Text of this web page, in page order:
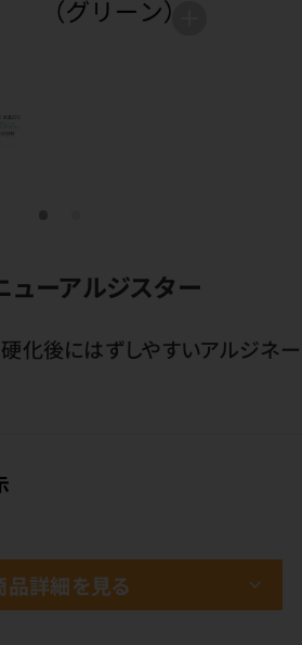
ーアルジスター
硬化後にはずしやすいアルジネー
品詳細を見る